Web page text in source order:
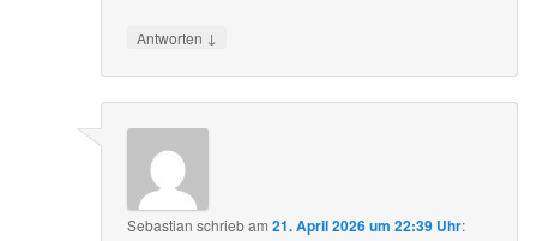
Antworten ↓
Sebastian schriebam21. April 2026 um 22:39 Uhr: